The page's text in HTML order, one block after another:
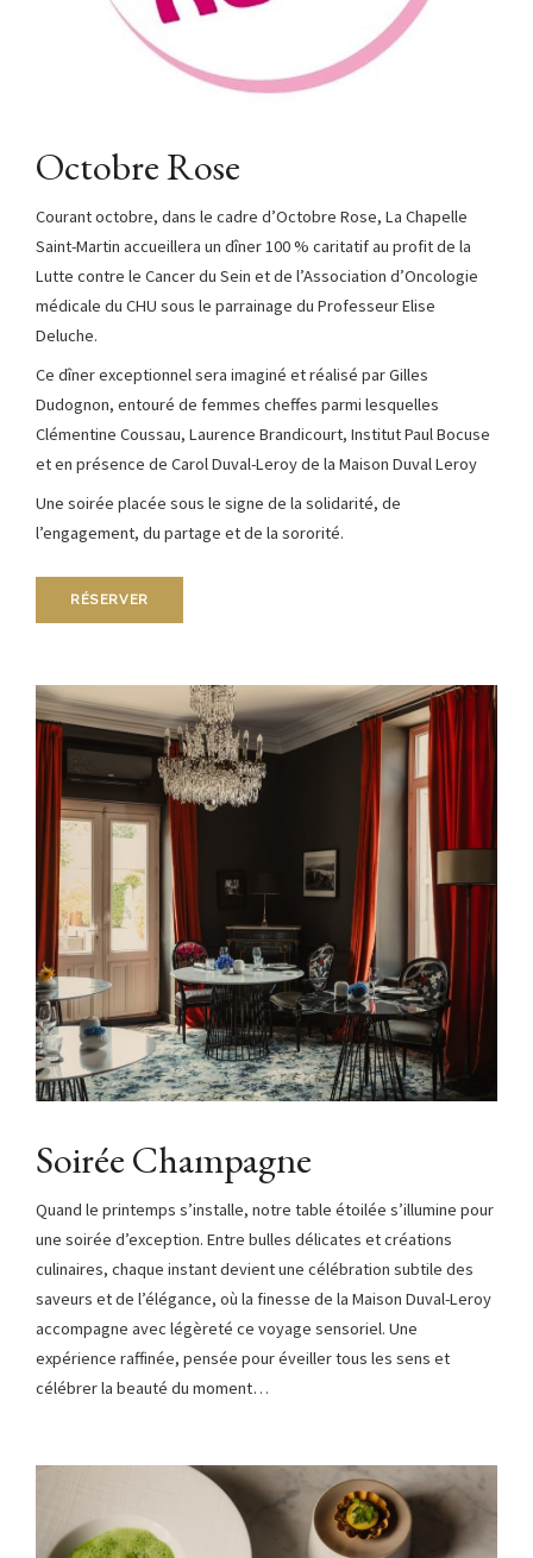
Octobre Rose
Courant octobre, dans le cadre d’Octobre Rose, La Chapelle
Saint-Martin accueillera un dîner 100 % caritatif au profit de la
Lutte contre le Cancer du Sein et de l’Association d’Oncologie
médicale du CHU sous le parrainage du Professeur Elise
Deluche.
Ce dîner exceptionnel sera imaginé et réalisé par Gilles
Dudognon, entouré de femmes cheffes parmi lesquelles
Clémentine Coussau, Laurence Brandicourt, Institut Paul Bocuse
et en présence de Carol Duval-Leroy de la Maison Duval Leroy
Une soirée placée sous le signe de la solidarité, de
l’engagement, du partage et de la sororité.
RÉSERVER
Soirée Champagne
Quand le printemps s’installe, notre table étoilée s’illumine pour
une soirée d’exception. Entre bulles délicates et créations
culinaires, chaque instant devient une célébration subtile des
saveurs et de l’élégance, où la finesse de la Maison Duval-Leroy
accompagne avec légèreté ce voyage sensoriel. Une
expérience raffinée, pensée pour éveiller tous les sens et
célébrer la beauté du moment…